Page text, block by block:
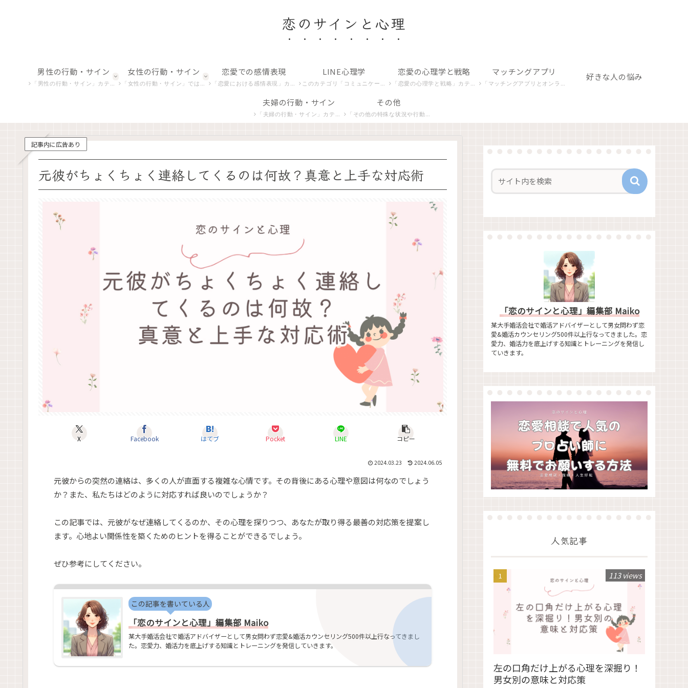
恋のサインと心理
男性の行動・サイン
「男性の行動・サイン」カテゴリでは、男性の微妙な行動や非言語的合図を解析し、恋愛における彼らの真の意図を探ります。
女性の行動・サイン
「女性の行動・サイン」では、女性特有の行動やしぐさを深掘りし、恋愛心理や感情の背後にある意味を明らかにします。
恋愛での感情表現
「恋愛における感情表現」カテゴリでは、恋する心が生み出すさまざまな感情や愛情の表現を探り、その意味を解析します。
LINE心理学
このカテゴリ「コミュニケーションとLINE関連」では、デジタル時代の恋愛コミュニケーション、特にLINEを使ったやり取りの心理学を紐解きます。
恋愛の心理学と戦略
「恋愛の心理学と戦略」カテゴリは、恋愛における心理学的アプローチと戦略を紹介し、より豊かな人間関係の構築を目指します。
マッチングアプリ
「マッチングアプリとオンライン関連」カテゴリでは、デジタルな出会いの場での心理や行動パターンを探り、成功への秘訣を探求します。
好きな人の悩み
夫婦の行動・サイン
「夫婦の行動・サイン」カテゴリでは、夫婦間の独特なコミュニケーションや行動パターンに焦点を当てます。夫や妻の非言語的合図、相互作用の微妙な変化、そしてその背後にある心理的意味を探求します。
その他
「その他の特殊な状況や行動」カテゴリでは、恋愛における特殊な状況やユニークな行動パターンを分析し、深層心理を理解するための洞察を提供します。
記事内に広告あり
元彼がちょくちょく連絡してくるのは何故？真意と上手な対応術
X Facebook はてブ Pocket LINE コピー
2024.03.23 2024.06.05
元彼からの突然の連絡は、多くの人が直面する複雑な心情です。その背後にある心理や意図は何なのでしょう
か？また、私たちはどのように対応すれば良いのでしょうか？
この記事では、元彼がなぜ連絡してくるのか、その心理を探りつつ、あなたが取り得る最善の対応策を提案し
ます。心地よい関係性を築くためのヒントを得ることができるでしょう。
ぜひ参考にしてください。
この記事を書いている人
「恋のサインと心理」編集部 Maiko
某大手婚活会社で婚活アドバイザーとして男女問わず恋愛&婚活カウンセリング500件以上行なってきまし
た。恋愛力、婚活力を底上げする知識とトレーニングを発信していきます。
「恋のサインと心理」編集部 Maiko
某大手婚活会社で婚活アドバイザーとして男女問わず恋
愛&婚活カウンセリング500件以上行なってきました。恋
愛力、婚活力を底上げする知識とトレーニングを発信し
ていきます。
人気記事
左の口角だけ上がる心理を深掘り！
男女別の意味と対応策
113 views